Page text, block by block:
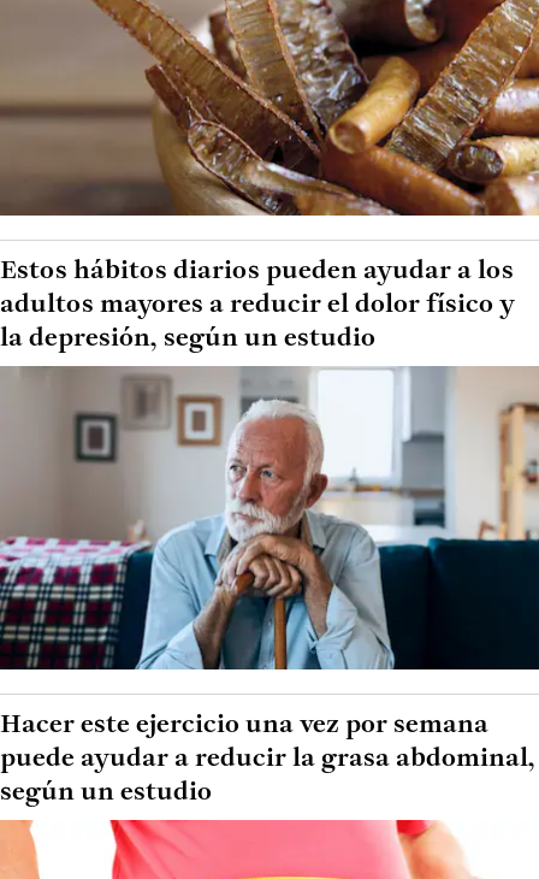
Estos hábitos diarios pueden ayudar a los
adultos mayores a reducir el dolor físico y
la depresión, según un estudio
Hacer este ejercicio una vez por semana
puede ayudar a reducir la grasa abdominal,
según un estudio